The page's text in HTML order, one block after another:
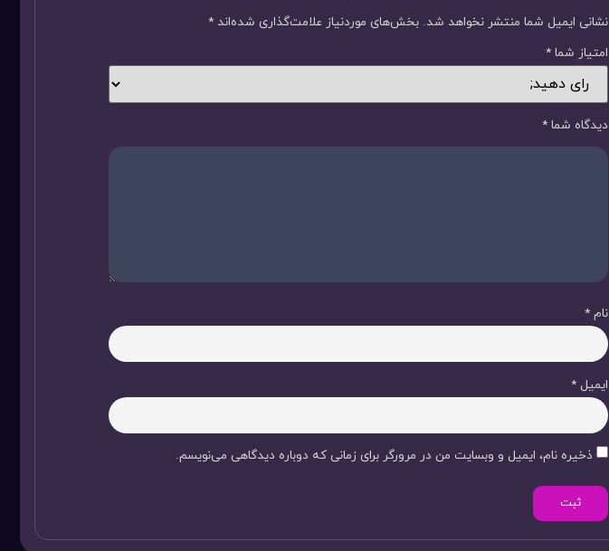
نشانی ایمیل شما منتشر نخواهد شد. بخش‌های موردنیاز علامت‌گذاری شده‌اند *
امتیاز شما *
دیدگاه شما *
نام *
ایمیل *
ذخیره نام، ایمیل و وبسایت من در مرورگر برای زمانی که دوباره دیدگاهی می‌نویسم.